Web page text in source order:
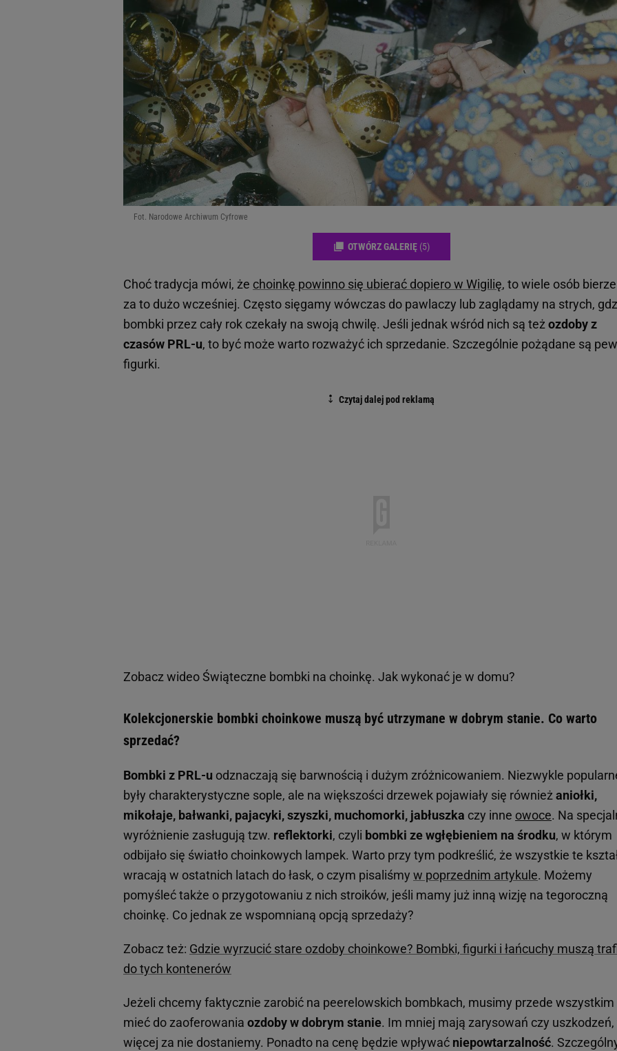
Fot. Narodowe Archiwum Cyfrowe
OTWÓRZ GALERIĘ (5)
Choć tradycja mówi, że choinkę powinno się ubierać dopiero w Wigilię, to wiele osób
za to dużo wcześniej. Często sięgamy wówczas do pawlaczy lub zaglądamy na strych,
bombki przez cały rok czekały na swoją chwilę. Jeśli jednak wśród nich są teżozdoby z
czasów PRL-u, to być może warto rozważyć ich sprzedanie. Szczególnie pożądane są
figurki.
Zobacz wideoŚwiąteczne bombki na choinkę. Jak wykonać je w domu?
Kolekcjonerskie bombki choinkowe muszą być utrzymane w dobrym stanie. Co warto
sprzedać?
Bombki z PRL-u odznaczają się barwnością i dużym zróżnicowaniem. Niezwykle
były charakterystyczne sople, ale na większości drzewek pojawiały się równieżaniołki,
mikołaje, bałwanki, pajacyki, szyszki, muchomorki, jabłuszka czy inne owoce. Na
wyróżnienie zasługują tzw. reflektorki, czyli bombki ze wgłębieniem na środku, w którym
odbijało się światło choinkowych lampek. Warto przy tym podkreślić, że wszystkie te
wracają w ostatnich latach do łask, o czym pisaliśmy w poprzednim artykule. Możemy
pomyśleć także o przygotowaniu z nich stroików, jeśli mamy już inną wizję na tegoroczną
choinkę. Co jednak ze wspomnianą opcją sprzedaży?
Zobacz też: Gdzie wyrzucić stare ozdoby choinkowe? Bombki, figurki i łańcuchy muszą
do tych kontenerów
Jeżeli chcemy faktycznie zarobić na peerelowskich bombkach, musimy przede wszystkim
mieć do zaoferowania ozdoby w dobrym stanie. Im mniej mają zarysowań czy
więcej za nie dostaniemy. Ponadto na cenę będzie wpływać niepowtarzalność.